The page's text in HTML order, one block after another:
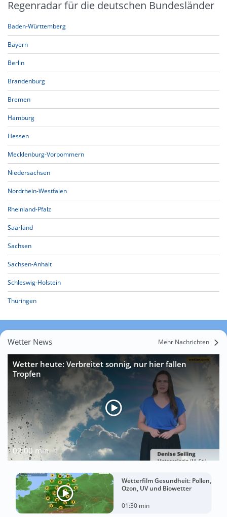
Regenradar für die deutschen Bundesländer
Baden-Württemberg
Bayern
Berlin
Brandenburg
Bremen
Hamburg
Hessen
Mecklenburg-Vorpommern
Niedersachsen
Nordrhein-Westfalen
Rheinland-Pfalz
Saarland
Sachsen
Sachsen-Anhalt
Schleswig-Holstein
Thüringen
Wetter News Mehr Nachrichten
Wetter heute: Verbreitet sonnig, nur hier fallen
Tropfen
02:00 min
Wetterfilm Gesundheit: Pollen,
Ozon, UV und Biowetter
01:30 min